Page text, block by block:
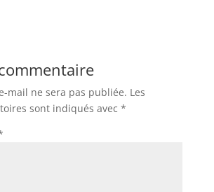
mail ne sera pas publiée. Les
sont indiqués avec *